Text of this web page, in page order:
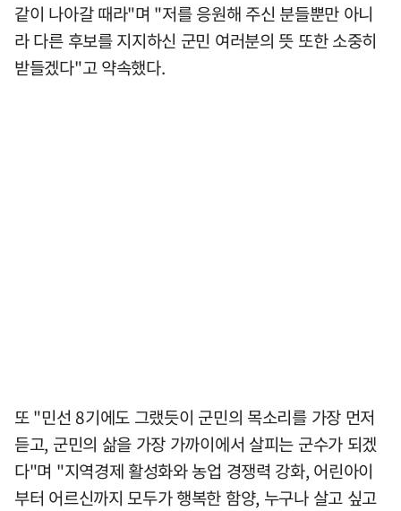
같이 나아갈 때라"며 "저를 응원해 주신 분들뿐만 아니
라 다른 후보를 지지하신 군민 여러분의 뜻 또한 소중히
받들겠다"고 약속했다.
또 "민선 8기에도 그랬듯이 군민의 목소리를 가장 먼저
듣고, 군민의 삶을 가장 가까이에서 살피는 군수가 되겠
다"며 "지역경제 활성화와 농업 경쟁력 강화, 어린아이
부터 어르신까지 모두가 행복한 함양, 누구나 살고 싶고